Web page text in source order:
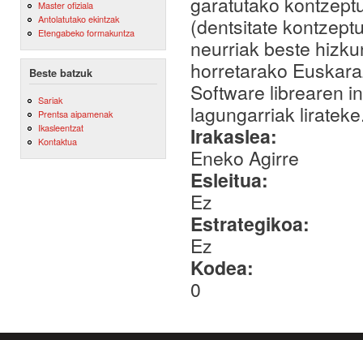
Master ofiziala
Antolatutako ekintzak
Etengabeko formakuntza
Beste batzuk
Sariak
Prentsa aipamenak
Ikasleentzat
Kontaktua
(dentsitate
neurriak beste
horretarako
Software librearen
lagungarriak
Irakaslea:
Eneko Agirre
Esleitua:
Ez
Estrategikoa:
Ez
Kodea:
0